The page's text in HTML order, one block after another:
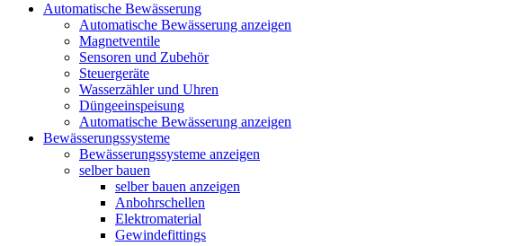
Automatische Bewässerung
Automatische Bewässerung anzeigen
Magnetventile
Sensoren und Zubehör
Steuergeräte
Wasserzähler und Uhren
Düngeeinspeisung
Automatische Bewässerung anzeigen
Bewässerungssysteme
Bewässerungssysteme anzeigen
selber bauen
selber bauen anzeigen
Anbohrschellen
Elektromaterial
Gewindefittings